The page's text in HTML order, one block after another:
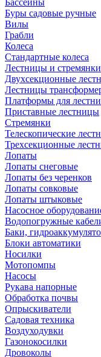
Бассейны
Буры садовые ручные
Вилы
Грабли
Колеса
Стандартные колеса
Лестницы и стремянки
Двухсекционные
Лестницы
Платформы для
Приставные лестницы
Стремянки
Телескопические
Трехсекционные
Лопаты
Лопаты снеговые
Лопаты без черенков
Лопаты совковые
Лопаты штыковые
Насосное
Водопогружные
Баки,
Блоки автоматики
Носилки
Мотопомпы
Насосы
Рукава напорные
Обработка почвы
Опрыскиватели
Садовая техника
Воздуходувки
Газонокосилки
Дровоколы